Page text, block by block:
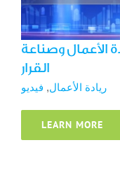
الأعمال وصناعة
القرار
ريادة الأعمال, فيديو
LEARN MORE
ألف ألف